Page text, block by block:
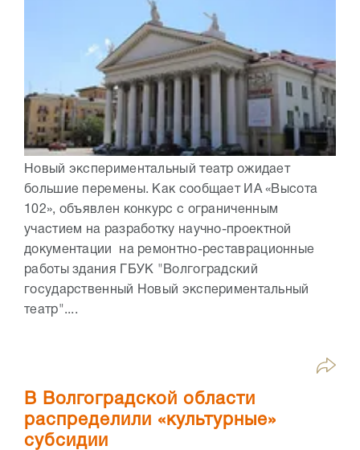
Новый экспериментальный театр ожидает
большие перемены. Как сообщает ИА «Высота
102», объявлен конкурс с ограниченным
участием на разработку научно-проектной
документации на ремонтно-реставрационные
работы здания ГБУК "Волгоградский
государственный Новый экспериментальный
театр"....
В Волгоградской области
распределили «культурные»
субсидии